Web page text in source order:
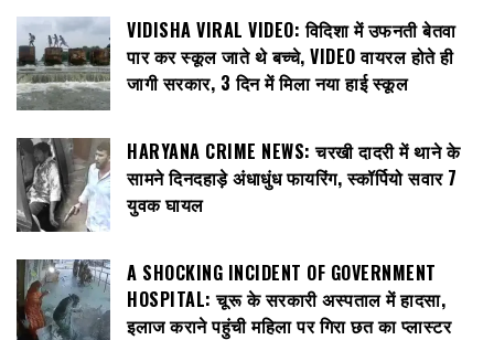
VIDISHA VIRAL VIDEO: विदिशा में उफनती बेतवा
पार कर स्कूल जाते थे बच्चे, VIDEO वायरल होते ही
जागी सरकार, 3 दिन में मिला नया हाई स्कूल
HARYANA CRIME NEWS: चरखी दादरी में थाने के
सामने दिनदहाड़े अंधाधुंध फायरिंग, स्कॉर्पियो सवार 7
युवक घायल
A SHOCKING INCIDENT OF GOVERNMENT
HOSPITAL: चूरू के सरकारी अस्पताल में हादसा,
इलाज कराने पहुंची महिला पर गिरा छत का प्लास्टर